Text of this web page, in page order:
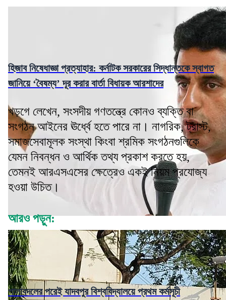
হিজাব নিষেধাজ্ঞা প্রত্যাহার: কর্নাটক সরকারের সিদ্ধান্তকে স্বাগত
জানিয়ে ‘বৈষম্য’ দূর করার বার্তা বিধায়ক আরশাদের
খড়গে লেখেন, সংসদীয় গণতন্ত্রে কোনও ব্যক্তি বা
সংগঠন আইনের ঊর্ধ্বে হতে পারে না। নাগরিক, ট্রাস্ট,
সমাজসেবামূলক সংস্থা কিংবা শ্রমিক সংগঠনগুলিকে
যেমন নিবন্ধন ও আর্থিক তথ্য প্রকাশ করতে হয়,
তেমনই আরএসএসের ক্ষেত্রেও একই নিয়ম প্রযোজ্য
হওয়া উচিত।
আরও পড়ুন:
পালাবদলের পরেই যাদবপুর বিশ্ববিদ্যালয়ে প্রথম কর্মসূচী